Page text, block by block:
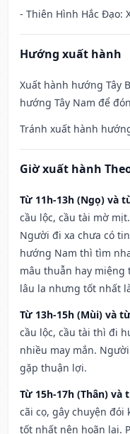
- Thiên Hình Hắc Đạo:
Hướng xuất hành
Xuất hành hướng Tây
hướng Tây Nam để
Tránh xuất hành
Giờ xuất hành
Từ 11h-13h (Ngọ) và
cầu lộc, cầu tài mờ
Người đi xa chưa có
hướng Nam thì tìm
mâu thuẫn hay miệng
lâu la nhưng tốt nhất
Từ 13h-15h (Mùi) và
cầu lộc, cầu tài thì đi
nhiều may mắn.
gặp thuận lợi.
Từ 15h-17h (Thân) và
cãi cọ, gây chuyện
tốt nhất nên hoãn lại.